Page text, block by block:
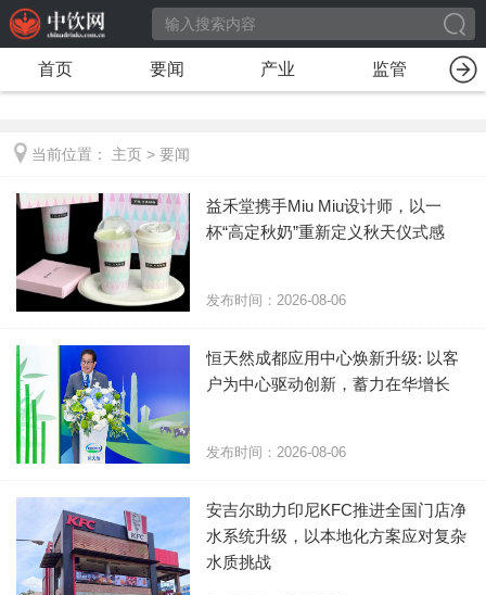
首页 要闻 产业 监管
当前位置： 主页 > 要闻
​益禾堂携手Miu Miu设计师，以一
杯“高定秋奶”重新定义秋天仪式感
发布时间：2026-08-06
恒天然成都应用中心焕新升级: 以客
户为中心驱动创新，蓄力在华增长
发布时间：2026-08-06
安吉尔助力印尼KFC推进全国门店净
水系统升级，以本地化方案应对复杂
水质挑战